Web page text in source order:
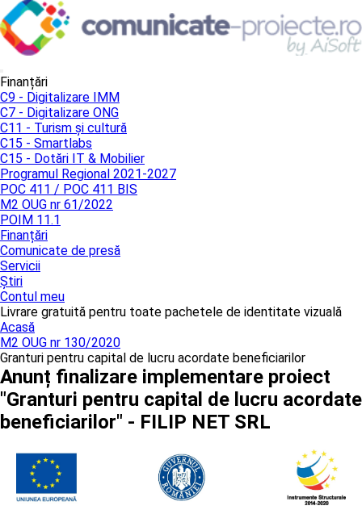
Finanțări
C9 - Digitalizare IMM
C7 - Digitalizare ONG
C11 - Turism și cultură
C15 - Smartlabs
C15 - Dotări IT & Mobilier
Programul Regional 2021-2027
POC 411 / POC 411 BIS
M2 OUG nr 61/2022
POIM 11.1
Finanțări
Comunicate de presă
Servicii
Știri
Contul meu
Livrare gratuită pentru toate pachetele de identitate vizuală
Acasă
M2 OUG nr 130/2020
Granturi pentru capital de lucru acordate beneficiarilor
Anunț finalizare implementare proiect
"Granturi pentru capital de lucru acordate
beneficiarilor" - FILIP NET SRL